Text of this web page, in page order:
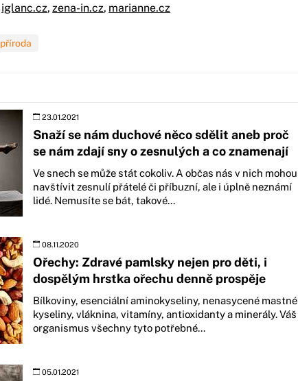
iglanc.cz, zena-in.cz, marianne.cz
příroda
23.01.2021
Snaží se nám duchové něco sdělit aneb proč
se nám zdají sny o zesnulých a co znamenají
Ve snech se může stát cokoliv. A občas nás v nich mohou
navštívit zesnulí přátelé či příbuzní, ale i úplně neznámí
lidé. Nemusíte se bát, takové...
08.11.2020
Ořechy: Zdravé pamlsky nejen pro děti, i
dospělým hrstka ořechu denně prospěje
Bílkoviny, esenciální aminokyseliny, nenasycené mastné
kyseliny, vláknina, vitamíny, antioxidanty a minerály. Váš
organismus všechny tyto potřebné...
05.01.2021